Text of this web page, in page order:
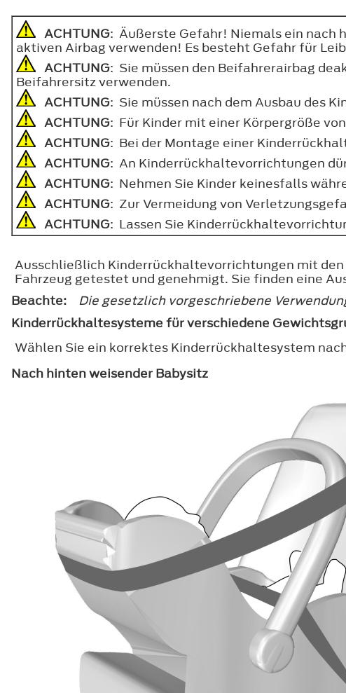
ACHTUNG: Äußerste Gefahr! Niemals ein nach
aktiven Airbag verwenden! Es besteht Gefahr für
ACHTUNG: Sie müssen den Beifahrerairbag
Beifahrersitz verwenden.
ACHTUNG: Sie müssen nach dem Ausbau des
ACHTUNG: Für Kinder mit einer Körpergröße
ACHTUNG: Bei der Montage einer
ACHTUNG: An Kinderrückhaltevorrichtungen
ACHTUNG: Nehmen Sie Kinder keinesfalls
ACHTUNG: Zur Vermeidung von
ACHTUNG: Lassen Sie
Ausschließlich Kinderrückhaltevorrichtungen mit
Fahrzeug getestet und genehmigt. Sie finden eine
Beachte:
Die gesetzlich vorgeschriebene
Kinderrückhaltesysteme für verschiedene
Wählen Sie ein korrektes Kinderrückhaltesystem
Nach hinten weisender Babysitz